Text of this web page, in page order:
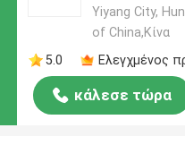
Yiyang City,
of China,Κίνα
5.0
Ελεγχμένος
κάλεσε τώρα